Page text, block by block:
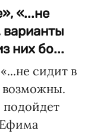
«...не
них бо...
сидит в
возможны.
подойдет
Ефима